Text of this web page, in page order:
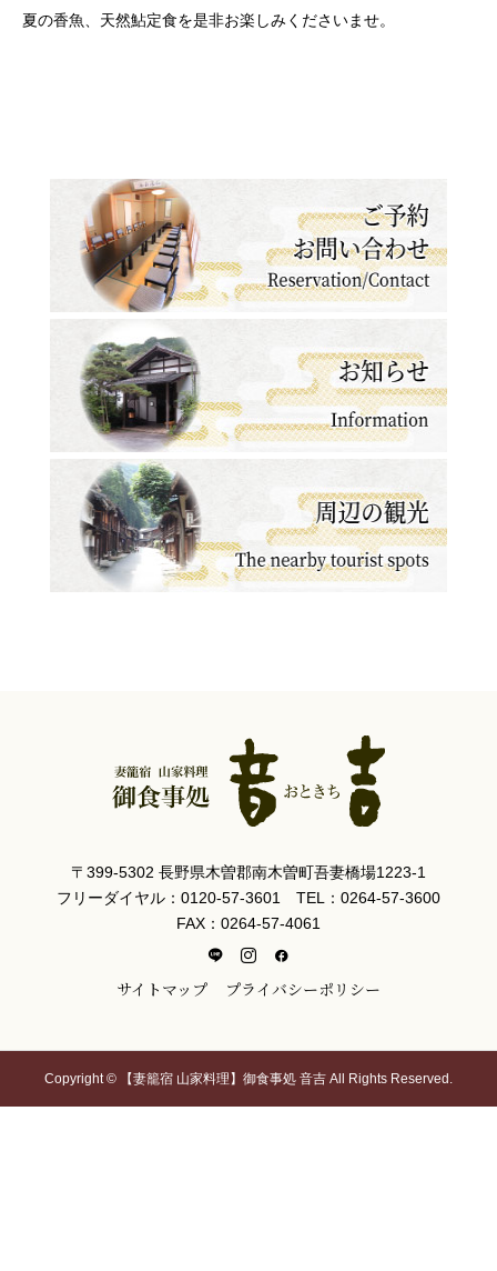
夏の香魚、天然鮎定食を是非お楽しみくださいませ。
〒399-5302 長野県木曽郡南木曽町吾妻橋場1223-1
フリーダイヤル：0120-57-3601 TEL：0264-57-3600
FAX：0264-57-4061
サイトマップ プライバシーポリシー
Copyright © 【妻籠宿 山家料理】御食事処 音吉 All Rights Reserved.